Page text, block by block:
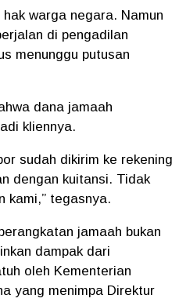
warga negara. Namun
di pengadilan
menunggu putusan
dana jamaah
kliennya.
sudah dikirim ke rekening
dengan kuitansi. Tidak
kami,” tegasnya.
jamaah bukan
dampak dari
oleh Kementerian
yang menimpa Direktur